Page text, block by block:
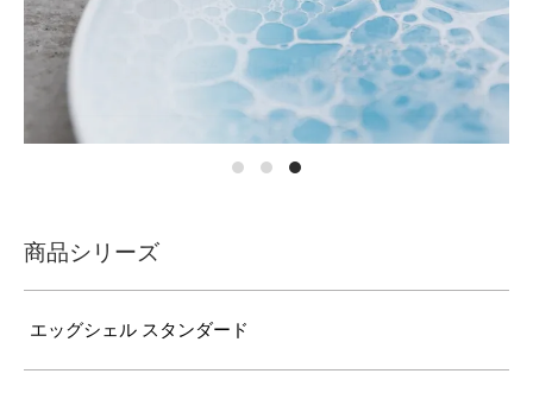
商品シリーズ
エッグシェル スタンダード